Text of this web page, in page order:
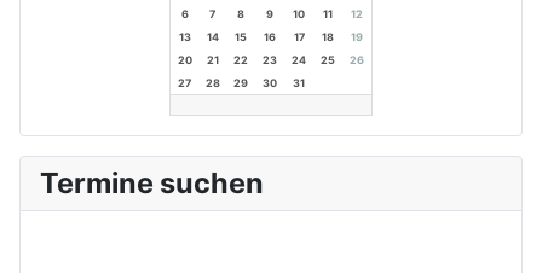
6
7 8 9 10 11
12
13
14 15 16 17 18
19
20
21 22 23 24 25
26
27
28 29 30 31
Termine suchen